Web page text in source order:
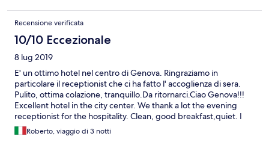
Recensione verificata
10/10 Eccezionale
8 lug 2019
E' un ottimo hotel nel centro di Genova. Ringraziamo in
particolare il receptionist che ci ha fatto l' accoglienza di sera.
Pulito, ottima colazione, tranquillo.Da ritornarci.Ciao Genova!!!
Excellent hotel in the city center. We thank a lot the evening
receptionist for the hospitality. Clean, good breakfast,quiet. I
will come again. Hello Genova!!!
Roberto, viaggio di 3 notti